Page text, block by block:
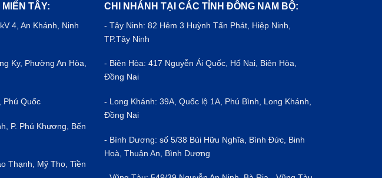
TÂY:
4, An Khánh, Ninh
Ky, Phường An Hòa,
Phú Quốc
P. Phú Khương, Bến
Thạnh, Mỹ Tho, Tiền
CHI NHÁNH TẠI CÁC TỈNH ĐÔNG NAM BỘ:
- Tây Ninh: 82 Hẻm 3 Huỳnh Tấn Phát, Hiệp Ninh,
TP.Tây Ninh
- Biên Hòa: 417 Nguyễn Ái Quốc, Hố Nai, Biên Hòa,
Đồng Nai
- Long Khánh: 39A, Quốc lộ 1A, Phú Bình, Long Khánh,
Đồng Nai
- Bình Dương: số 5/38 Bùi Hữu Nghĩa, Bình Đức, Binh
Hoà, Thuận An, Bình Dương